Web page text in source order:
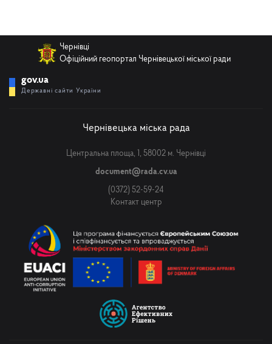
Чернівці
Офіційний геопортал Чернівецької міської ради
gov.ua
Державні сайти України
Чернівецька міська рада
Центральна площа, 1, 58002 м. Чернівці
document@rada.cv.ua
(0372) 52-59-24
Контакт центр